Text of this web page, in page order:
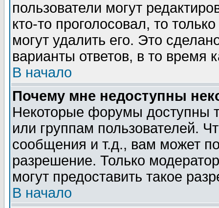
пользователи могут
кто-то проголосовал, то
могут удалить его. Это
варианты ответов, в то время
В начало
Почему мне недоступны
Некоторые форумы доступны
или группам пользователей.
сообщения и т.д., вам может
разрешение. Только
могут предоставить такое
В начало